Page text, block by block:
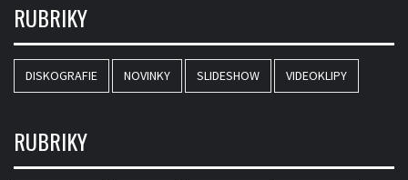
RUBRIKY
DISKOGRAFIE NOVINKY SLIDESHOW VIDEOKLIPY
RUBRIKY